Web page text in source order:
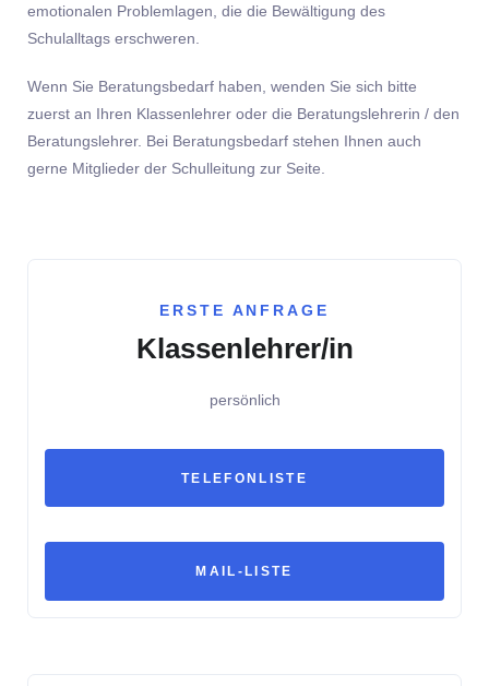
emotionalen Problemlagen, die die Bewältigung des
Schulalltags erschweren.
Wenn Sie Beratungsbedarf haben, wenden Sie sich bitte
zuerst an Ihren Klassenlehrer oder die Beratungslehrerin / den
Beratungslehrer. Bei Beratungsbedarf stehen Ihnen auch
gerne Mitglieder der Schulleitung zur Seite.
ERSTE ANFRAGE
Klassenlehrer/in
persönlich
TELEFONLISTE
MAIL-LISTE